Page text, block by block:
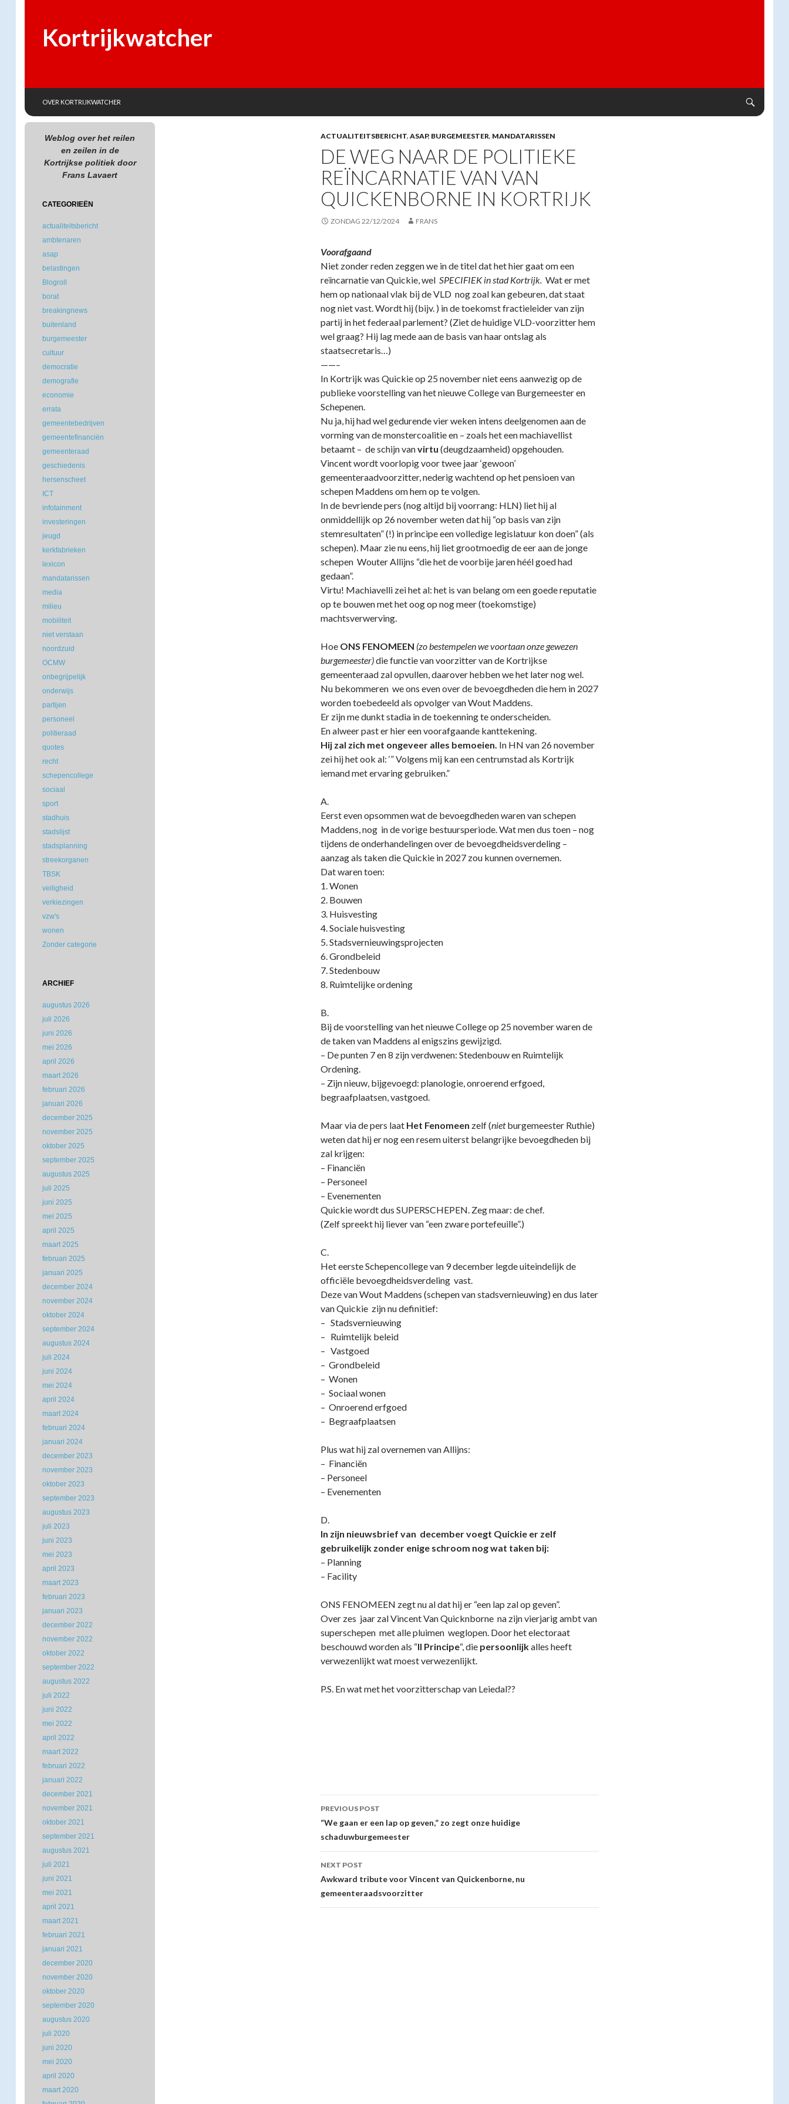
Kortrijkwatcher
OVER KORTRIJKWATCHER
ACTUALITEITSBERICHT, ASAP, BURGEMEESTER, MANDATARISSEN
DE WEG NAAR DE POLITIEKE
REÏNCARNATIE VAN VAN
QUICKENBORNE IN KORTRIJK
ZONDAG 22/12/2024 FRANS
Voorafgaand
Niet zonder reden zeggen we in de titel dat het hier gaat om een
reïncarnatie van Quickie, wel SPECIFIEK in stad Kortrijk. Wat er met
hem op nationaal vlak bij de VLD nog zoal kan gebeuren, dat staat
nog niet vast. Wordt hij (bijv. ) in de toekomst fractieleider van zijn
partij in het federaal parlement? (Ziet de huidige VLD-voorzitter hem
wel graag? Hij lag mede aan de basis van haar ontslag als
staatsecretaris…)
——–
In Kortrijk was Quickie op 25 november niet eens aanwezig op de
publieke voorstelling van het nieuwe College van Burgemeester en
Schepenen.
Nu ja, hij had wel gedurende vier weken intens deelgenomen aan de
vorming van de monstercoalitie en – zoals het een machiavellist
betaamt – de schijn vanvirtu (deugdzaamheid) opgehouden.
Vincent wordt voorlopig voor twee jaar ‘gewoon’
gemeenteraadvoorzitter, nederig wachtend op het pensioen van
schepen Maddens om hem op te volgen.
In de bevriende pers (nog altijd bij voorrang: HLN) liet hij al
onmiddellijk op 26 november weten dat hij “op basis van zijn
stemresultaten” (!) in principe een volledige legislatuur kon doen” (als
schepen). Maar zie nu eens, hij liet grootmoedig de eer aan de jonge
schepen Wouter Allijns “die het de voorbije jaren héél goed had
gedaan”.
Virtu! Machiavelli zei het al: het is van belang om een goede reputatie
op te bouwen met het oog op nog meer (toekomstige)
machtsverwerving.
Hoe ONS FENOMEEN (zo bestempelen we voortaan onze gewezen
burgemeester)die functie van voorzitter van de Kortrijkse
gemeenteraad zal opvullen, daarover hebben we het later nog wel.
Nu bekommeren we ons even over de bevoegdheden die hem in 2027
worden toebedeeld als opvolger van Wout Maddens.
Er zijn me dunkt stadia in de toekenning te onderscheiden.
En alweer past er hier een voorafgaande kanttekening.
Hij zal zich met ongeveer alles bemoeien. In HN van 26 november
zei hij het ook al: ‘” Volgens mij kan een centrumstad als Kortrijk
iemand met ervaring gebruiken.”
A.
Eerst even opsommen wat de bevoegdheden waren van schepen
Maddens, nog in de vorige bestuursperiode. Wat men dus toen – nog
tijdens de onderhandelingen over de bevoegdheidsverdeling –
aanzag als taken die Quickie in 2027 zou kunnen overnemen.
Dat waren toen:
1. Wonen
2. Bouwen
3. Huisvesting
4. Sociale huisvesting
5. Stadsvernieuwingsprojecten
6. Grondbeleid
7. Stedenbouw
8. Ruimtelijke ordening
B.
Bij de voorstelling van het nieuwe College op 25 november waren de
de taken van Maddens al enigszins gewijzigd.
– De punten 7 en 8 zijn verdwenen: Stedenbouw en Ruimtelijk
Ordening.
– Zijn nieuw, bijgevoegd: planologie, onroerend erfgoed,
begraafplaatsen, vastgoed.
Maar via de pers laat Het Fenomeen zelf (nietburgemeester Ruthie)
weten dat hij er nog een resem uiterst belangrijke bevoegdheden bij
zal krijgen:
– Financiën
– Personeel
– Evenementen
Quickie wordt dus SUPERSCHEPEN. Zeg maar: de chef.
(Zelf spreekt hij liever van “een zware portefeuille”.)
C.
Het eerste Schepencollege van 9 december legde uiteindelijk de
officiële bevoegdheidsverdeling vast.
Deze van Wout Maddens (schepen van stadsvernieuwing) en dus later
van Quickie zijn nu definitief:
– Stadsvernieuwing
– Ruimtelijk beleid
– Vastgoed
– Grondbeleid
– Wonen
– Sociaal wonen
– Onroerend erfgoed
– Begraafplaatsen
Plus wat hij zal overnemen van Allijns:
– Financiën
– Personeel
– Evenementen
D.
In zijn nieuwsbrief van december voegt Quickie er zelf
gebruikelijk zonder enige schroom nog wat taken bij:
– Planning
– Facility
ONS FENOMEEN zegt nu al dat hij er “een lap zal op geven”.
Over zes jaar zal Vincent Van Quicknborne na zijn vierjarig ambt van
superschepen met alle pluimen weglopen. Door het electoraat
beschouwd worden als “Il Principe“, die persoonlijkalles heeft
verwezenlijkt wat moest verwezenlijkt.
P.S. En wat met het voorzitterschap van Leiedal??
Post
navigation
PREVIOUS POST
“We gaan er een lap op geven,” zo zegt onze huidige
schaduwburgemeester
NEXT POST
Awkward tribute voor Vincent van Quickenborne, nu
gemeenteraadsvoorzitter
Weblog over het reilen
en zeilen in de
Kortrijkse politiek door
Frans Lavaert
CATEGORIEËN
actualiteitsbericht
ambtenaren
asap
belastingen
Blogroll
borat
breakingnews
buitenland
burgemeester
cultuur
democratie
demografie
economie
errata
gemeentebedrijven
gemeentefinanciën
gemeenteraad
geschiedenis
hersenscheet
ICT
infotainment
investeringen
jeugd
kerkfabrieken
lexicon
mandatarissen
media
milieu
mobiliteit
niet verstaan
noordzuid
OCMW
onbegrijpelijk
onderwijs
partijen
personeel
politieraad
quotes
recht
schepencollege
sociaal
sport
stadhuis
stadslijst
stadsplanning
streekorganen
TBSK
veiligheid
verkiezingen
vzw's
wonen
Zonder categorie
ARCHIEF
augustus 2026
juli 2026
juni 2026
mei 2026
april 2026
maart 2026
februari 2026
januari 2026
december 2025
november 2025
oktober 2025
september 2025
augustus 2025
juli 2025
juni 2025
mei 2025
april 2025
maart 2025
februari 2025
januari 2025
december 2024
november 2024
oktober 2024
september 2024
augustus 2024
juli 2024
juni 2024
mei 2024
april 2024
maart 2024
februari 2024
januari 2024
december 2023
november 2023
oktober 2023
september 2023
augustus 2023
juli 2023
juni 2023
mei 2023
april 2023
maart 2023
februari 2023
januari 2023
december 2022
november 2022
oktober 2022
september 2022
augustus 2022
juli 2022
juni 2022
mei 2022
april 2022
maart 2022
februari 2022
januari 2022
december 2021
november 2021
oktober 2021
september 2021
augustus 2021
juli 2021
juni 2021
mei 2021
april 2021
maart 2021
februari 2021
januari 2021
december 2020
november 2020
oktober 2020
september 2020
augustus 2020
juli 2020
juni 2020
mei 2020
april 2020
maart 2020